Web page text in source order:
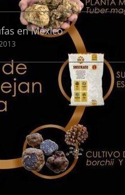
en México